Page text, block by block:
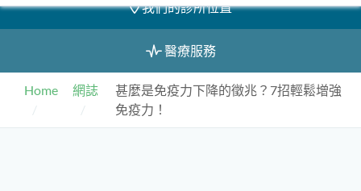
我們的診所位置
醫療服務
Home 網誌
甚麼是免疫力下降的徵兆？7招輕鬆增強
免疫力！